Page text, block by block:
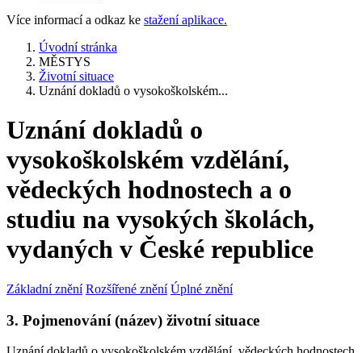
Více informací a odkaz ke stažení aplikace.
Úvodní stránka
MĚSTYS
Životní situace
Uznání dokladů o vysokoškolském...
Uznání dokladů o
vysokoškolském vzdělání,
vědeckých hodnostech a o
studiu na vysokých školách,
vydaných v České republice
Základní znění Rozšířené znění Úplné znění
3. Pojmenování (název) životní situace